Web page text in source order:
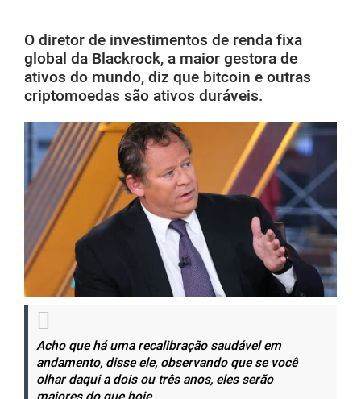
vietnamese
O diretor de investimentos de renda fixa
global da Blackrock, a maior gestora de
ativos do mundo, diz que bitcoin e outras
criptomoedas são ativos duráveis.
Acho que há uma recalibração saudável em
andamento, disse ele, observando que se você
olhar daqui a dois ou três anos, eles serão